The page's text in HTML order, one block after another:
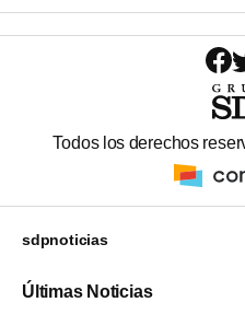
Todos los derechos
sdpnoticias
Últimas Noticias